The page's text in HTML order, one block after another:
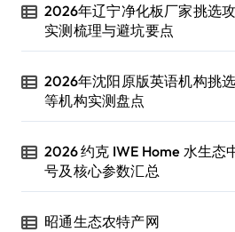
2026年辽宁净化板厂家挑选
实测梳理与避坑要点
2026年沈阳原版英语机构挑
等机构实测盘点
2026 约克 IWE Home 水生态
号及核心参数汇总
昭通生态农特产网